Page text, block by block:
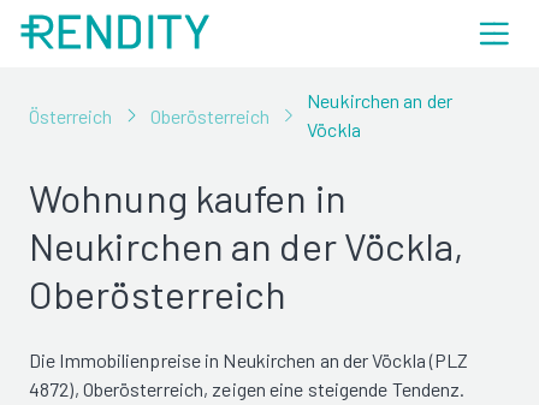
Österreich Oberösterreich
Neukirchen an der
Vöckla
Wohnung kaufen in
Neukirchen an der Vöckla,
Oberösterreich
Die Immobilienpreise in Neukirchen an der Vöckla (PLZ
4872), Oberösterreich, zeigen eine steigende Tendenz.